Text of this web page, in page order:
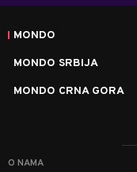
MONDO
MONDO SRBIJA
MONDO CRNA GORA
O NAMA